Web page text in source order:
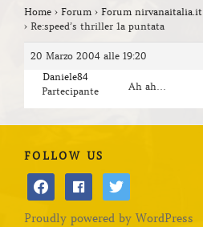
Home › Forum › Forum nirvanaitalia.it
› Re:speed’s thriller 1a puntata
20 Marzo 2004 alle 19:20
Daniele84
Partecipante
Ah ah…
FOLLOW US
facebookfacebooktwitter
Proudly powered by WordPress